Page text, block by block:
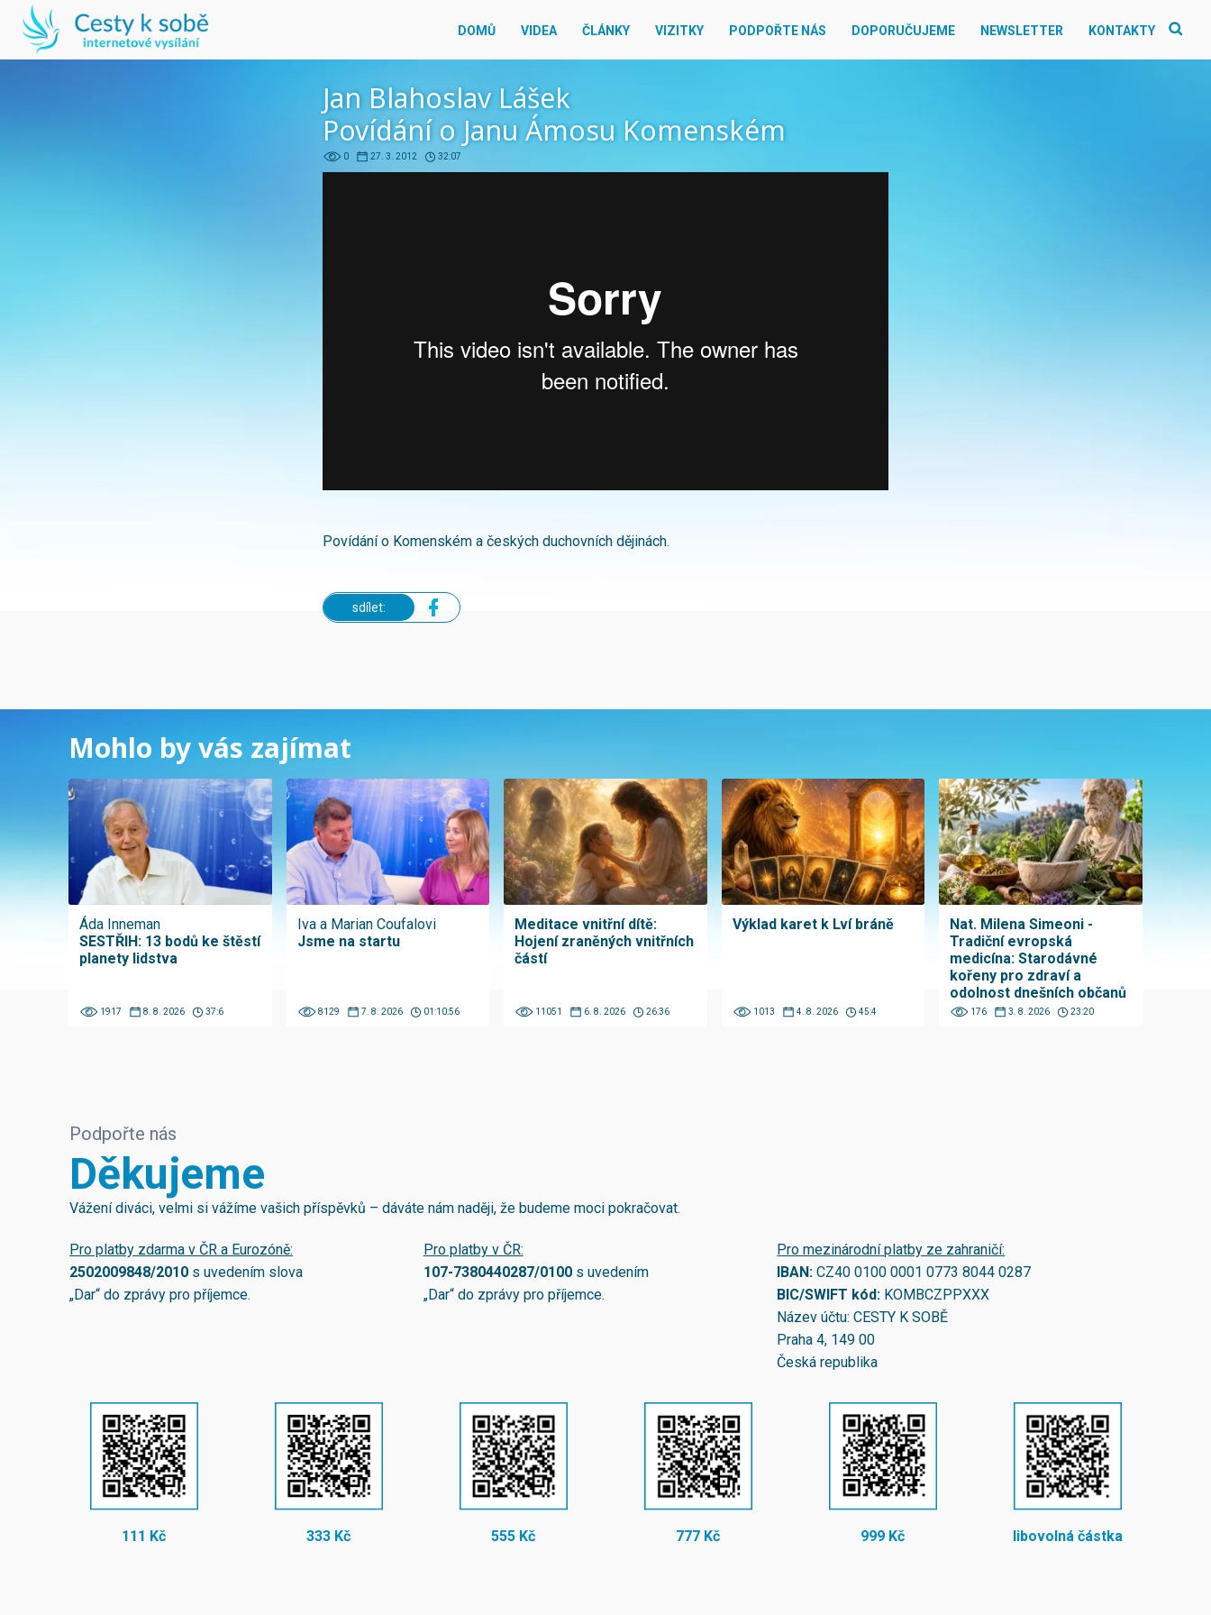
DOMŮ VIDEA ČLÁNKY VIZITKY PODPOŘTE NÁS DOPORUČUJEME NEWSLETTER KONTAKTY
Jan Blahoslav Lášek
Povídání o Janu Ámosu Komenském
0 27. 3. 2012 32:07
Povídání o Komenském a českých duchovních dějinách.
sdílet:
Mohlo by vás zajímat
Áda Inneman
SESTŘIH: 13 bodů ke štěstí
planety lidstva
1917 8. 8. 2026 37:6
Iva a Marian Coufalovi
Jsme na startu
8129 7. 8. 2026 01:10:56
Meditace vnitřní dítě:
Hojení zraněných vnitřních
částí
11051 6. 8. 2026 26:36
Výklad karet k Lví bráně
1013 4. 8. 2026 45:4
Nat. Milena Simeoni -
Tradiční evropská
medicína: Starodávné
kořeny pro zdraví a
odolnost dnešních občanů
176 3. 8. 2026 23:20
Podpořte nás
Děkujeme
Vážení diváci, velmi si vážíme vašich příspěvků – dáváte nám naději, že budeme moci pokračovat.
Pro platby zdarma v ČR a Eurozóně:
2502009848/2010 s uvedením slova
„Dar“ do zprávy pro příjemce.
Pro platby v ČR:
107-7380440287/0100s uvedením
„Dar“ do zprávy pro příjemce.
Pro mezinárodní platby ze zahraničí:
IBAN:CZ40 0100 0001 0773 8044 0287
BIC/SWIFT kód: KOMBCZPPXXX
Název účtu: CESTY K SOBĚ
Praha 4, 149 00
Česká republika
111 Kč 333 Kč 555 Kč 777 Kč 999 Kč libovolná částka